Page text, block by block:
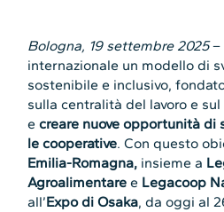
Bologna, 19 settembre 2025–
internazionale un modello di
sostenibile e inclusivo,
sulla centralità del lavoro e
ecreare nuove opportunità di
le cooperative. Con questo
Emilia-Romagna, insieme a
Agroalimentare e Legacoop
all’Expo di Osaka, da oggi al